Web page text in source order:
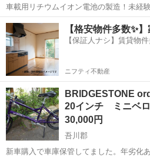
車載用リチウムイオン電池の製造！未経
躍中！寮費無料★備品付き1R寮完備！自
駐車場完備◎正社員登用制度あり！《徳島県板
場のお仕事 ◇車載用リチウ...
徳島 その他
【格安物件多数✨
【保証人ナシ】賃貸物件
ニフティ不動産
BRIDGESTONE ordina L5 新車 保管車
20インチ ミニベロ
30,000円
吾川郡
新車購入で車庫保管してました。年劣化